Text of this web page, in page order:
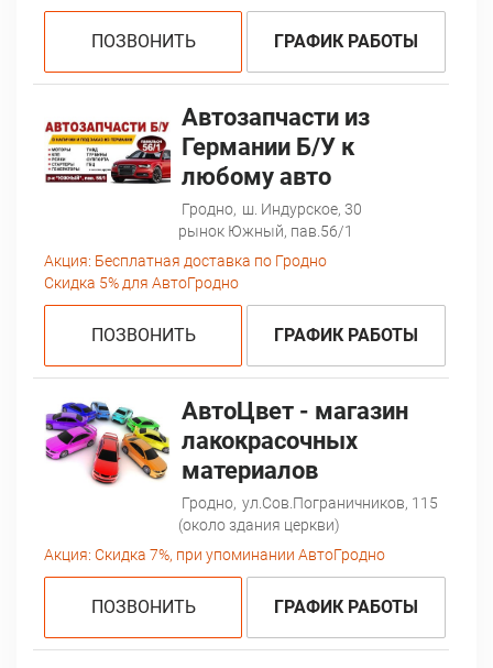
ПОЗВОНИТЬ ГРАФИК РАБОТЫ
Автозапчасти из
Германии Б/У к
любому авто
Гродно, ш. Индурское, 30
рынок Южный, пав.56/1
Акция: Бесплатная доставка по Гродно
Скидка 5% для АвтоГродно
ПОЗВОНИТЬ ГРАФИК РАБОТЫ
АвтоЦвет - магазин
лакокрасочных
материалов
Гродно, ул.Сов.Пограничников, 115
(около здания церкви)
Акция: Скидка 7%, при упоминании АвтоГродно
ПОЗВОНИТЬ ГРАФИК РАБОТЫ